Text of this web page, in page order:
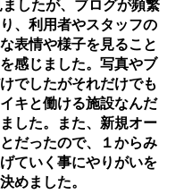
したが、ブログが頻繁
、利用者やスタッフの
表情や様子を見ること
感じました。写真やブ
でしたがそれだけでも
キと働ける施設なんだ
した。また、新規オー
だったので、１からみ
ていく事にやりがいを
めました。